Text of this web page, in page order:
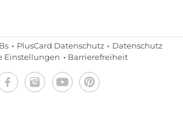
PlusCard Datenschutz
Datenschutz
Einstellungen
Barrierefreiheit